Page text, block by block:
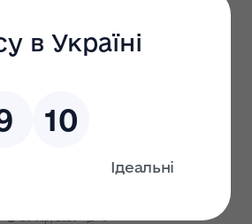
ініціатива з виховання
патріотів
20 бер, 2026 0